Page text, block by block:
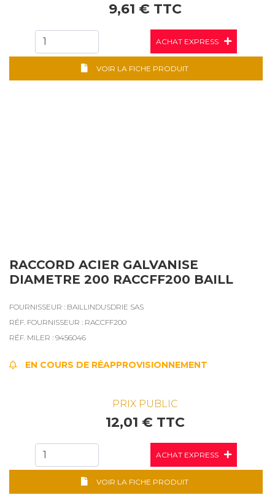
9,61 € TTC
ACHAT EXPRESS
VOIR LA FICHE PRODUIT
RACCORD ACIER GALVANISE
DIAMETRE 200 RACCFF200 BAILL
FOURNISSEUR : BAILLINDUSDRIE SAS
RÉF. FOURNISSEUR : RACCFF200
RÉF. MILER : 9456046
EN COURS DE RÉAPPROVISIONNEMENT
PRIX PUBLIC
12,01 € TTC
ACHAT EXPRESS
VOIR LA FICHE PRODUIT